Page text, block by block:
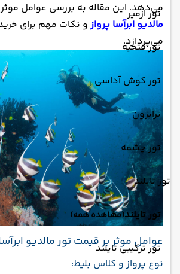
تور ازمیر
تور فتحیه
تور کوش آداسی
ترابزون
تور چشمه
تور تایلند
تور تایلند(مشاهده همه)
تور ترکیبی تایلند
می‌دهد. این مقاله به بررسی عوامل موثر
مالدیو ابرآسا پروازو نکات مهم برای
می‌پردازد.
عوامل موثر بر قیمت تور مالدیو
نوع پرواز و کلاس بلیط: